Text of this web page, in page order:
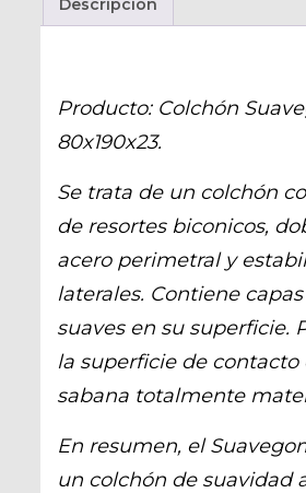
Descripción
Producto: Colchón
80x190x23.
Se trata de un colchón
de resortes biconicos,
acero perimetral y
laterales. Contiene
suaves en su superficie.
la superficie de
sabana totalmente
En resumen, el
un colchón de suavidad